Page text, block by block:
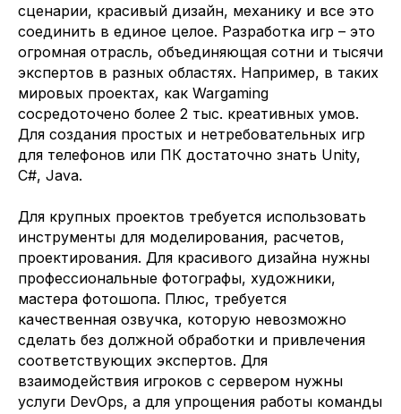
сценарии, красивый дизайн, механику и все это
соединить в единое целое. Разработка игр – это
огромная отрасль, объединяющая сотни и тысячи
экспертов в разных областях. Например, в таких
мировых проектах, как Wargaming
сосредоточено более 2 тыс. креативных умов.
Для создания простых и нетребовательных игр
для телефонов или ПК достаточно знать Unity,
C#, Java.
Для крупных проектов требуется использовать
инструменты для моделирования, расчетов,
проектирования. Для красивого дизайна нужны
профессиональные фотографы, художники,
мастера фотошопа. Плюс, требуется
качественная озвучка, которую невозможно
сделать без должной обработки и привлечения
соответствующих экспертов. Для
взаимодействия игроков с сервером нужны
услуги DevOps, а для упрощения работы команды